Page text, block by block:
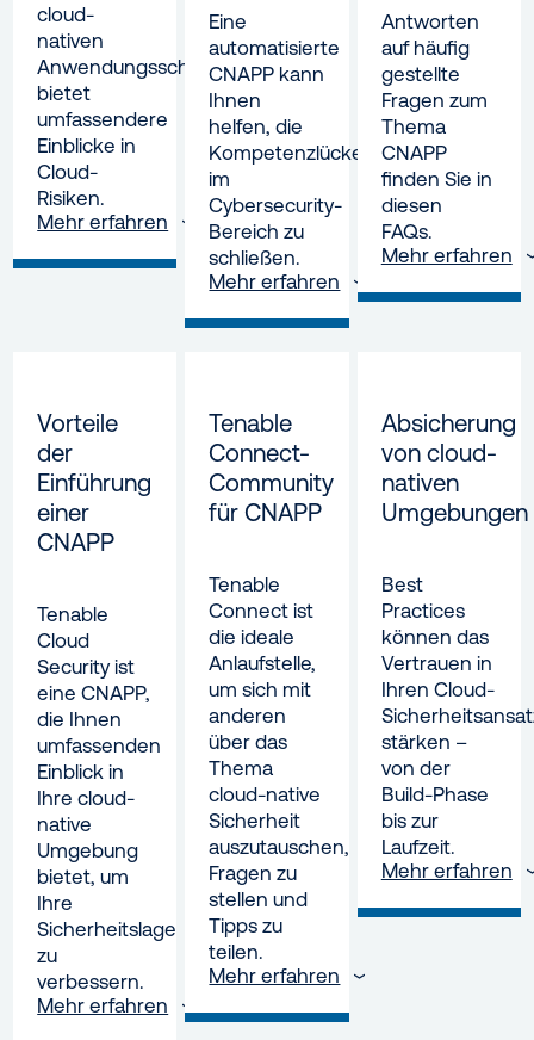
cloud-
nativen
Anwendungsschutz
bietet
umfassendere
Einblicke in
Cloud-
Risiken.
Mehr erfahren
Eine
automatisierte
CNAPP kann
Ihnen
helfen, die
Kompetenzlücke
im
Cybersecurity-
Bereich zu
schließen.
Mehr erfahren
Antworten
auf häufig
gestellte
Fragen zum
Thema
CNAPP
finden Sie in
diesen
FAQs.
Mehr erfahren
Vorteile
der
Einführung
einer
CNAPP
Tenable
Cloud
Security ist
eine CNAPP,
die Ihnen
umfassenden
Einblick in
Ihre cloud-
native
Umgebung
bietet, um
Ihre
Sicherheitslage
zu
verbessern.
Mehr erfahren
Tenable
Connect-
Community
für CNAPP
Tenable
Connect ist
die ideale
Anlaufstelle,
um sich mit
anderen
über das
Thema
cloud-native
Sicherheit
auszutauschen,
Fragen zu
stellen und
Tipps zu
teilen.
Mehr erfahren
Absicherung
von cloud-
nativen
Umgebungen
Best
Practices
können das
Vertrauen in
Ihren Cloud-
stärken –
von der
Build-Phase
bis zur
Laufzeit.
Mehr erfahren